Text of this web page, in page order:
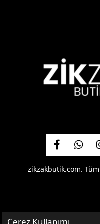
zikzakbutik.com. Tüm